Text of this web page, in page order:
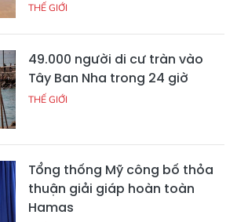
THẾ GIỚI
49.000 người di cư tràn vào
Tây Ban Nha trong 24 giờ
THẾ GIỚI
Tổng thống Mỹ công bố thỏa
thuận giải giáp hoàn toàn
Hamas